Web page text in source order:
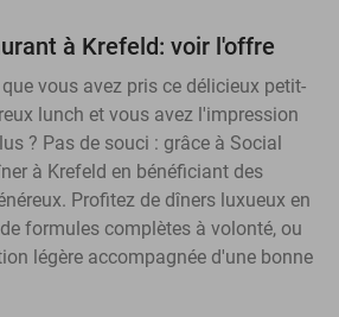
à Krefeld: voir l'offre
vous avez pris ce délicieux petit-
lunch et vous avez l'impression
? Pas de souci : grâce à Social
à Krefeld en bénéficiant des
Profitez de dîners luxueux en
formules complètes à volonté, ou
légère accompagnée d'une bonne